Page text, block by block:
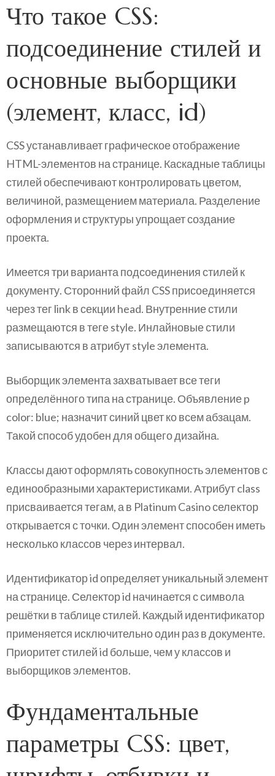
Что такое CSS:
подсоединение стилей и
основные выборщики
(элемент, класс, id)
CSS устанавливает графическое отображение
HTML-элементов на странице. Каскадные таблицы
стилей обеспечивают контролировать цветом,
величиной, размещением материала. Разделение
оформления и структуры упрощает создание
проекта.
Имеется три варианта подсоединения стилей к
документу. Сторонний файл CSS присоединяется
через тег link в секции head. Внутренние стили
размещаются в теге style. Инлайновые стили
записываются в атрибут style элемента.
Выборщик элемента захватывает все теги
определённого типа на странице. Объявление p
color: blue; назначит синий цвет ко всем абзацам.
Такой способ удобен для общего дизайна.
Классы дают оформлять совокупность элементов с
единообразными характеристиками. Атрибут class
присваивается тегам, а в Platinum Casino селектор
открывается с точки. Один элемент способен иметь
несколько классов через интервал.
Идентификатор id определяет уникальный элемент
на странице. Селектор id начинается с символа
решётки в таблице стилей. Каждый идентификатор
применяется исключительно один раз в документе.
Приоритет стилей id больше, чем у классов и
выборщиков элементов.
Фундаментальные
параметры CSS: цвет,